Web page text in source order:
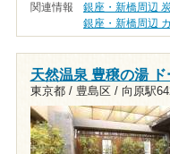
関連情報 銀座・新橋周辺
銀座・新橋周辺
天然温泉 豊穣の湯
東京都 / 豊島区 / 向原駅